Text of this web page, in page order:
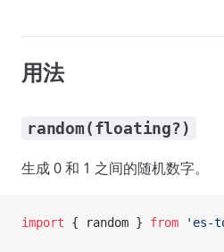
用法
random(floating?)
生成 0 和 1 之间的随机数字。
import { random } from 'es-